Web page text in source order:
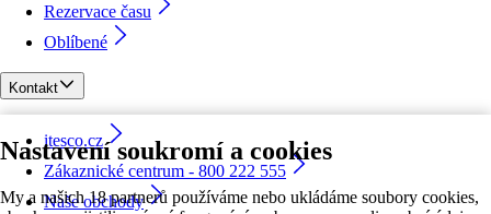
Nastavení soukromí a cookies
My a našich 18 partnerů používáme nebo ukládáme soubory cookies,
Rezervace času
Oblíbené
Kontakt
itesco.cz
Zákaznické centrum - 800 222 555
Naše obchody